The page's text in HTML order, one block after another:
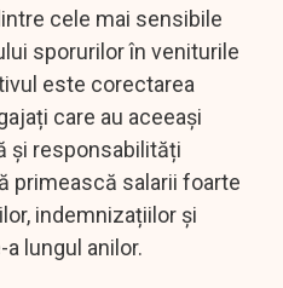
cele mai sensibile
sporurilor în veniturile
este corectarea
care au aceeași
și responsabilități
primească salarii foarte
indemnizațiilor și
lungul anilor.